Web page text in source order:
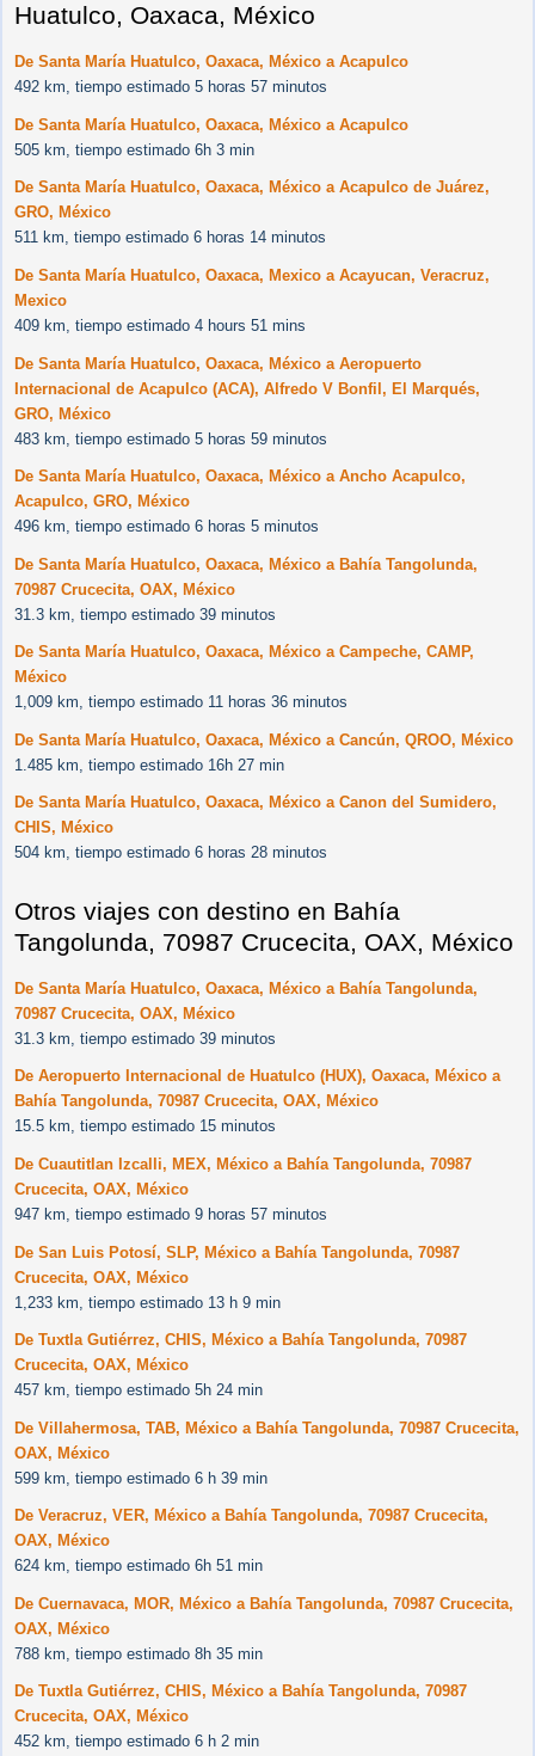
Huatulco, Oaxaca, México
De Santa María Huatulco, Oaxaca, México a Acapulco
492 km, tiempo estimado 5 horas 57 minutos
De Santa María Huatulco, Oaxaca, México a Acapulco
505 km, tiempo estimado 6h 3 min
De Santa María Huatulco, Oaxaca, México a Acapulco de Juárez,
GRO, México
511 km, tiempo estimado 6 horas 14 minutos
De Santa María Huatulco, Oaxaca, Mexico a Acayucan, Veracruz,
Mexico
409 km, tiempo estimado 4 hours 51 mins
De Santa María Huatulco, Oaxaca, México a Aeropuerto
Internacional de Acapulco (ACA), Alfredo V Bonfil, El Marqués,
GRO, México
483 km, tiempo estimado 5 horas 59 minutos
De Santa María Huatulco, Oaxaca, México a Ancho Acapulco,
Acapulco, GRO, México
496 km, tiempo estimado 6 horas 5 minutos
De Santa María Huatulco, Oaxaca, México a Bahía Tangolunda,
70987 Crucecita, OAX, México
31.3 km, tiempo estimado 39 minutos
De Santa María Huatulco, Oaxaca, México a Campeche, CAMP,
México
1,009 km, tiempo estimado 11 horas 36 minutos
De Santa María Huatulco, Oaxaca, México a Cancún, QROO, México
1.485 km, tiempo estimado 16h 27 min
De Santa María Huatulco, Oaxaca, México a Canon del Sumidero,
CHIS, México
504 km, tiempo estimado 6 horas 28 minutos
Otros viajes con destino en Bahía
Tangolunda, 70987 Crucecita, OAX, México
De Santa María Huatulco, Oaxaca, México a Bahía Tangolunda,
70987 Crucecita, OAX, México
31.3 km, tiempo estimado 39 minutos
De Aeropuerto Internacional de Huatulco (HUX), Oaxaca, México a
Bahía Tangolunda, 70987 Crucecita, OAX, México
15.5 km, tiempo estimado 15 minutos
De Cuautitlan Izcalli, MEX, México a Bahía Tangolunda, 70987
Crucecita, OAX, México
947 km, tiempo estimado 9 horas 57 minutos
De San Luis Potosí, SLP, México a Bahía Tangolunda, 70987
Crucecita, OAX, México
1,233 km, tiempo estimado 13 h 9 min
De Tuxtla Gutiérrez, CHIS, México a Bahía Tangolunda, 70987
Crucecita, OAX, México
457 km, tiempo estimado 5h 24 min
De Villahermosa, TAB, México a Bahía Tangolunda, 70987 Crucecita,
OAX, México
599 km, tiempo estimado 6 h 39 min
De Veracruz, VER, México a Bahía Tangolunda, 70987 Crucecita,
OAX, México
624 km, tiempo estimado 6h 51 min
De Cuernavaca, MOR, México a Bahía Tangolunda, 70987 Crucecita,
OAX, México
788 km, tiempo estimado 8h 35 min
De Tuxtla Gutiérrez, CHIS, México a Bahía Tangolunda, 70987
Crucecita, OAX, México
452 km, tiempo estimado 6 h 2 min